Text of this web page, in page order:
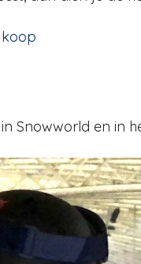
Snowworld en in